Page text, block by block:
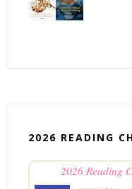
2026 READING
2026 Reading